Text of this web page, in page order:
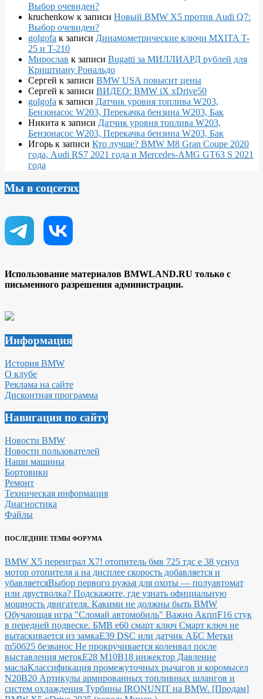
Выбор очевиден?
kruchenkow к записи Новый BMW X5 против Audi Q7:
Выбор очевиден?
golgofa к записи Динамометрические ключи MXITA T-
25 и T-210
Мирослав к записи Bugatti за МИЛЛИАРД рублей для
Криштиану Рональдо
Сергей к записи BMW USA повысит цены
Сергей к записи ВИДЕО: BMW iX xDrive50
golgofa к записи Датчик уровня топлива W203,
Бензонасос W203, Перекачка бензина W203, Бак
Никита к записи Датчик уровня топлива W203,
Бензонасос W203, Перекачка бензина W203, Бак
Игорь к записи Кто лучше? BMW M8 Gran Coupe 2020
года, Audi RS7 2021 года и Mercedes-AMG GT63 S 2021
года
Мы в соцсетях
Использование материалов BMWLAND.RU только с
письменного разрешения администрации.
Информация
История BMW
О клубе
Реклама на сайте
Дисконтная программа
Навигация по сайту
Новости BMW
Новости пользователей
Наши машины
Бортовики
Ремонт
Техническая информация
Диагностика
Файлы
ПОСЛЕДНИЕ ТЕМЫ ФОРУМА
BMW X5 переиграл X7! отопитель бмв 725 тдс е 38 уснул
мотор отопителя а на дисплее скорость добавляется и
убавляетсяВыбор первого ружья для охоты — полуавтомат
или двустволка? Подскажите, где узнать официальную
мощность двигателя. Какими не должны быть BMW
Обучающая игра "Сломай автомобиль" Важно АкппF16 стук
в передней подвеске. БМВ е60 смарт ключ Смарт ключ не
вытаскивается из замкаE39 DSC или датчик АБС Метки
m50б25 безванос Не прокручивается коленвал после
выставления метокЕ28 М10В18 инжектор Давление
маслаКлассификация промежуточных рычагов и коромысел
N20B20 Артикулы армированных топливных шлангов и
систем охлаждения Турбины IRONUNIT на BMW. [Продам]